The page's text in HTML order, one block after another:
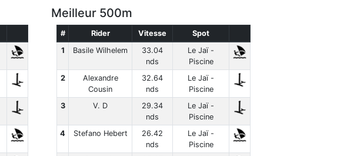
Meilleur 500m
# Rider Vitesse
Spot
1
Basile Wilhelem
33.04
nds
Le Jaï -
Piscine
2
Alexandre
Cousin
32.64
nds
Le Jaï -
Piscine
3
V. D
29.34
nds
Le Jaï -
Piscine
4
Stefano Hebert
26.42
nds
Le Jaï -
Piscine